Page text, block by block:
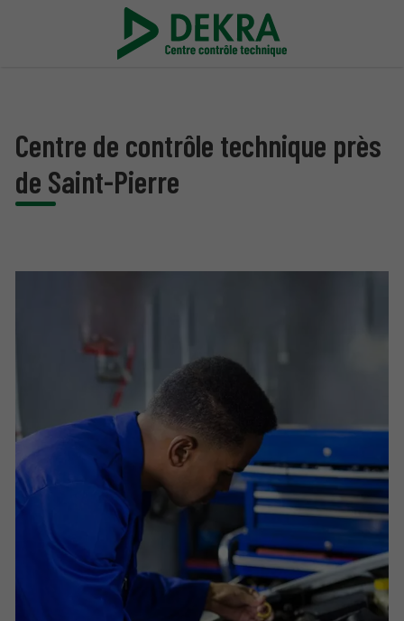
Centre de contrôle technique près
de Saint-Pierre